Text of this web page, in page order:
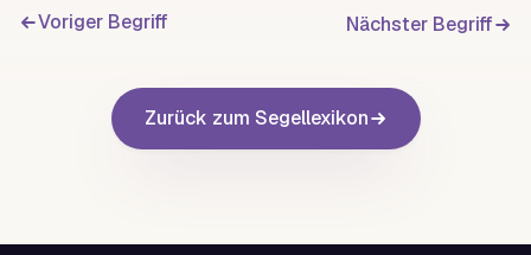
Voriger Begriff Nächster Begriff
Zurück zum Segellexikon